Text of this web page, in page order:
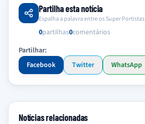
Partilha esta notícia
Espalha a palavra entre os Super Portistas
0partilhas0comentários
Partilhar:
Facebook
Twitter WhatsApp
Notícias relacionadas